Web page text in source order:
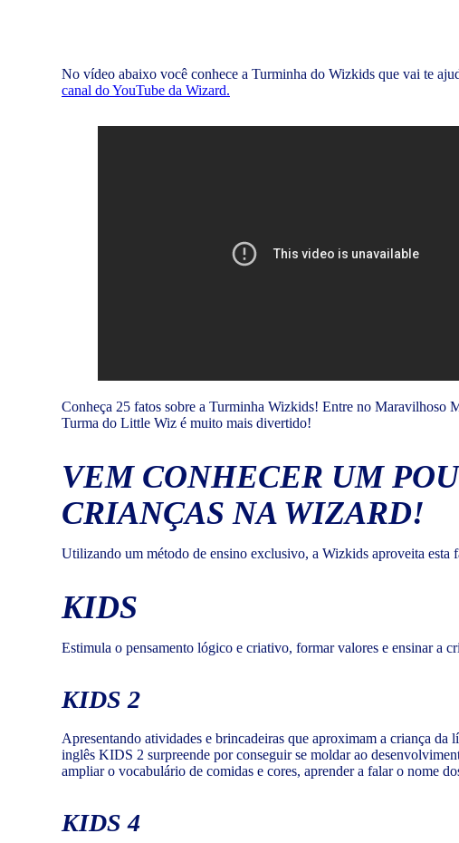
No vídeo abaixo você conhece a Turminha do Wizkids que vai te
canal do YouTube da Wizard.
Conheça 25 fatos sobre a Turminha Wizkids! Entre no
Turma do Little Wiz é muito mais divertido!
VEM CONHECER UM
CRIANÇAS NA WIZARD!
Utilizando um método de ensino exclusivo, a Wizkids aproveita esta
KIDS
Estimula o pensamento lógico e criativo, formar valores e ensinar a
KIDS 2
Apresentando atividades e brincadeiras que aproximam a criança
inglês KIDS 2 surpreende por conseguir se moldar ao
ampliar o vocabulário de comidas e cores, aprender a falar o nome
KIDS 4